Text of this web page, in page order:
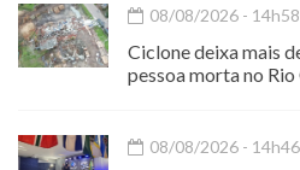
08/08/2026 - 14h58
Ciclone deixa mais
pessoa morta no Rio
08/08/2026 - 14h46